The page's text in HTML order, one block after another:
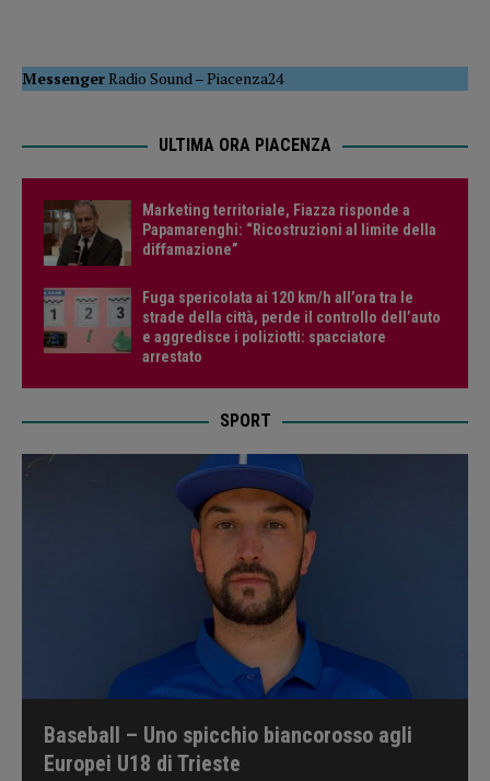
MessengerRadio Sound–Piacenza24
ULTIMA ORA PIACENZA
Marketing territoriale, Fiazza risponde a
Papamarenghi: “Ricostruzioni al limite della
diffamazione”
Fuga spericolata ai 120 km/h all’ora tra le
strade della città, perde il controllo dell’auto
e aggredisce i poliziotti: spacciatore
arrestato
SPORT
Baseball – Uno spicchio biancorosso agli
Europei U18 di Trieste